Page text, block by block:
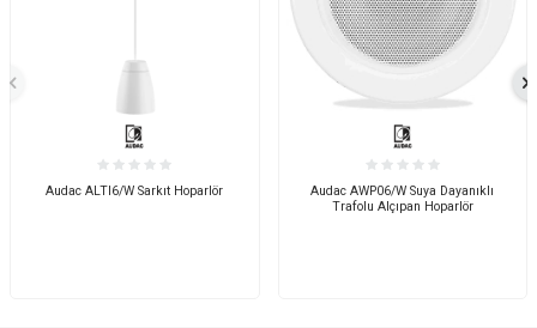
Audac ALTI6/W Sarkıt Hoparlör
Audac AWP06/W Suya Dayanıklı
Trafolu Alçıpan Hoparlör